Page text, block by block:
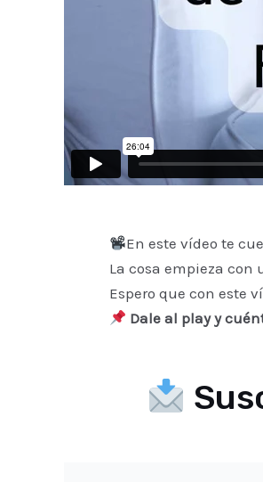
En este vídeo te
La cosa empieza con
Espero que con este
Dale al play y